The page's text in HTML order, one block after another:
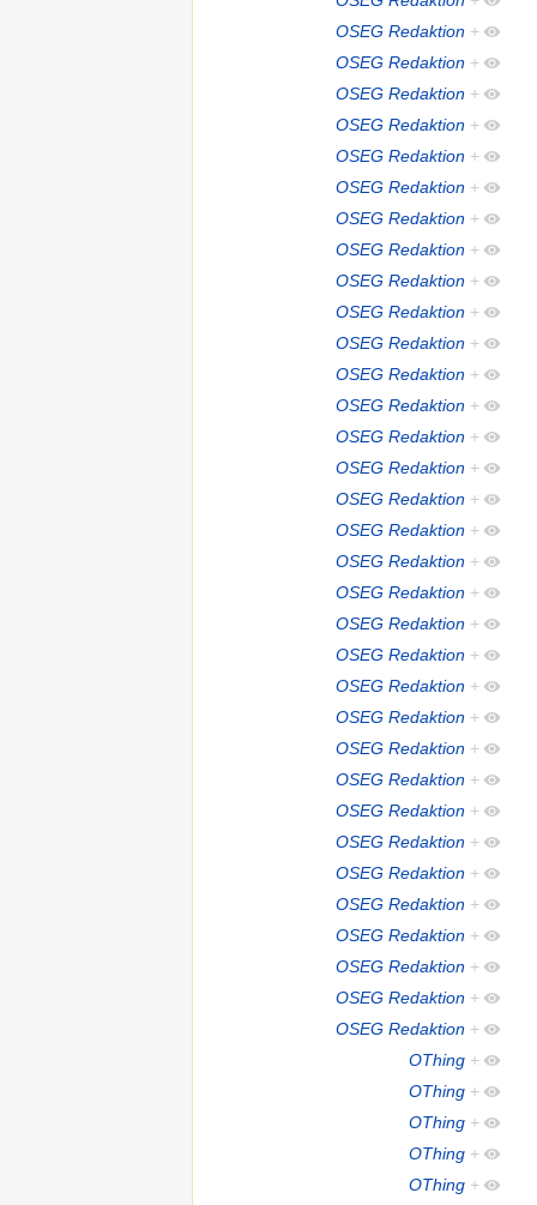
OSEG Redaktion +
OSEG Redaktion +
OSEG Redaktion +
OSEG Redaktion +
OSEG Redaktion +
OSEG Redaktion +
OSEG Redaktion +
OSEG Redaktion +
OSEG Redaktion +
OSEG Redaktion +
OSEG Redaktion +
OSEG Redaktion +
OSEG Redaktion +
OSEG Redaktion +
OSEG Redaktion +
OSEG Redaktion +
OSEG Redaktion +
OSEG Redaktion +
OSEG Redaktion +
OSEG Redaktion +
OSEG Redaktion +
OSEG Redaktion +
OSEG Redaktion +
OSEG Redaktion +
OSEG Redaktion +
OSEG Redaktion +
OSEG Redaktion +
OSEG Redaktion +
OSEG Redaktion +
OSEG Redaktion +
OSEG Redaktion +
OSEG Redaktion +
OSEG Redaktion +
OThing +
OThing +
OThing +
OThing +
OThing +